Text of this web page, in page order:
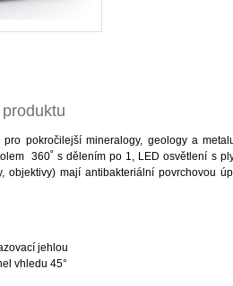
pro pokročilejší mineralogy, geology a
360˚ s dělením po 1, LED osvětlení s
objektivy) mají antibakteriální povrchovou
jehlou
vhledu 45°